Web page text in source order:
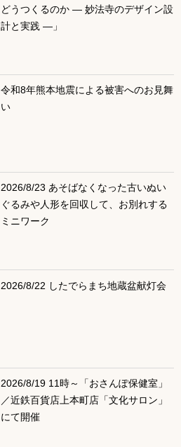
どうつくるのか ― 妙法寺のデザイン設
計と実践 ―」
令和8年熊本地震による被害へのお見舞
い
2026/8/23 あそばなくなった古いぬい
ぐるみや人形を回収して、お別れする
ミニワーク
2026/8/22 したでらまち地蔵盆献灯会
2026/8/19 11時～「おさんぽ保健室」
／近鉄百貨店上本町店「文化サロン」
にて開催